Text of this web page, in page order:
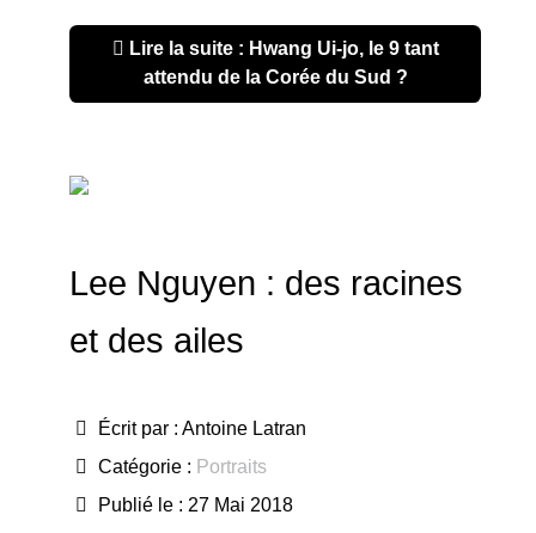
Lire la suite : Hwang Ui-jo, le 9 tant
attendu de la Corée du Sud ?
Lee Nguyen : des racines
et des ailes
Écrit par : Antoine Latran
Catégorie : Portraits
Publié le : 27 Mai 2018